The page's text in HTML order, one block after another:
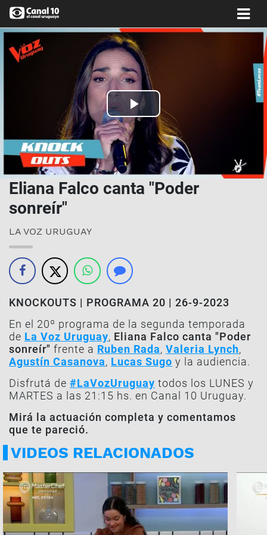
Play
Video
Eliana Falco canta "Poder
sonreír"
LA VOZ URUGUAY
KNOCKOUTS | PROGRAMA 20 | 26-9-2023
En el 20º programa de la segunda temporada
de La Voz Uruguay, Eliana Falco canta "Poder
sonreír" frente a Ruben Rada, Valeria Lynch,
Agustín Casanova, Lucas Sugo y la audiencia.
Disfrutá de #LaVozUruguay todos los LUNES y
MARTES a las 21:15 hs. en Canal 10 Uruguay.
Mirá la actuación completa y comentamos
que te pareció.
VIDEOS RELACIONADOS